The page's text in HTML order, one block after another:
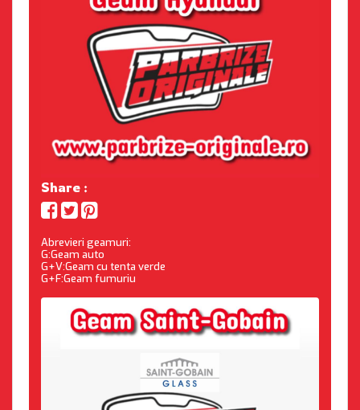
Share :
Abrevieri geamuri:
G:Geam auto
G+V:Geam cu tenta verde
G+F:Geam fumuriu